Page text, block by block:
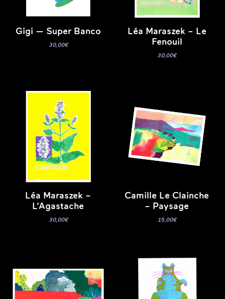
Gigi — Super Banco
30,00€
Léa Maraszek – Le
Fenouil
30,00€
Léa Maraszek –
L’Agastache
30,00€
Camille Le Clainche
– Paysage
15,00€